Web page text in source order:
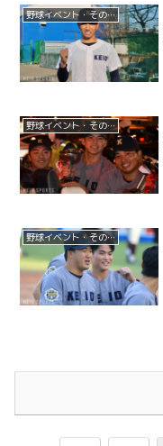
野球イベント・その他
野球イベント・その他
野球イベント・その他